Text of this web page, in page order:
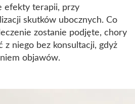
efekty terapii, przy
skutków ubocznych. Co
zostanie podjęte, chory
z niego bez konsultacji, gdyż
objawów.